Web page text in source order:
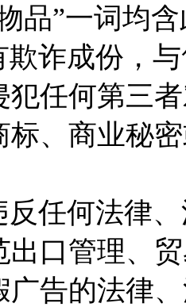
品”一词均
欺诈成份，
犯任何第三
标、商业秘
反任何法律
出口管理、
广告的法律